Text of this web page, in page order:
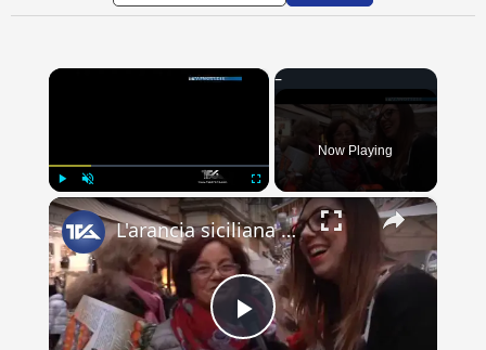
×
Play Unmute Fullscreen
Now Playing
×
Play
L'arancia siciliana sbarca a Sanremo